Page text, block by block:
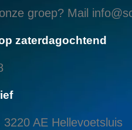
groep? Mail
zaterdagochtend
AE Hellevoetsluis